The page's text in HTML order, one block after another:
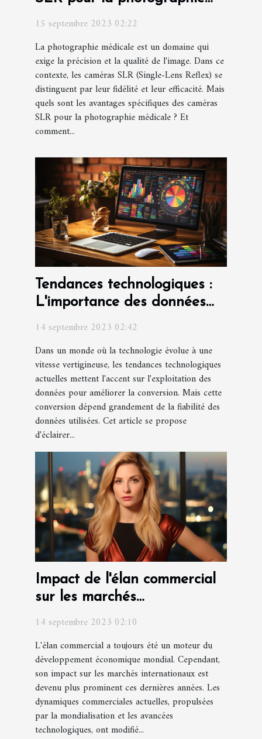
médicale
15 septembre 2023 02:22
La photographie médicale est un domaine qui
exige la précision et la qualité de l'image. Dans ce
contexte, les caméras SLR (Single-Lens Reflex) se
distinguent par leur fidélité et leur efficacité. Mais
quels sont les avantages spécifiques des caméras
SLR pour la photographie médicale ? Et
comment...
Tendances technologiques :
L'importance des données
fiables pour une meilleure
14 septembre 2023 02:42
Dans un monde où la technologie évolue à une
vitesse vertigineuse, les tendances technologiques
actuelles mettent l'accent sur l'exploitation des
données pour améliorer la conversion. Mais cette
conversion dépend grandement de la fiabilité des
données utilisées. Cet article se propose
d'éclairer...
Impact de l'élan commercial
sur les marchés
14 septembre 2023 02:10
L'élan commercial a toujours été un moteur du
développement économique mondial. Cependant,
son impact sur les marchés internationaux est
devenu plus prominent ces dernières années. Les
dynamiques commerciales actuelles, propulsées
par la mondialisation et les avancées
technologiques, ont modifié...